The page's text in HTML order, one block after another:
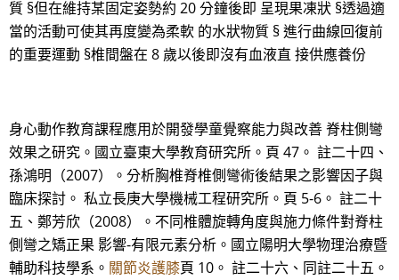
質 §但在維持某固定姿勢約 20 分鐘後即 呈現果凍狀 §透過適
當的活動可使其再度變為柔軟 的水狀物質 § 進行曲線回復前
的重要運動 §椎間盤在 8 歲以後即沒有血液直 接供應養份
身心動作教育課程應用於開發學童覺察能力與改善 脊柱側彎
效果之研究。國立臺東大學教育研究所。頁 47。 註二十四、
孫鴻明（2007）。分析胸椎脊椎側彎術後結果之影響因子與
臨床探討。 私立長庚大學機械工程研究所。頁 5-6。 註二十
五、鄭芳欣（2008）。不同椎體旋轉角度與施力條件對脊柱
側彎之矯正果 影響-有限元素分析。國立陽明大學物理治療暨
輔助科技學系。 關節炎護膝頁 10。 註二十六、同註二十五。